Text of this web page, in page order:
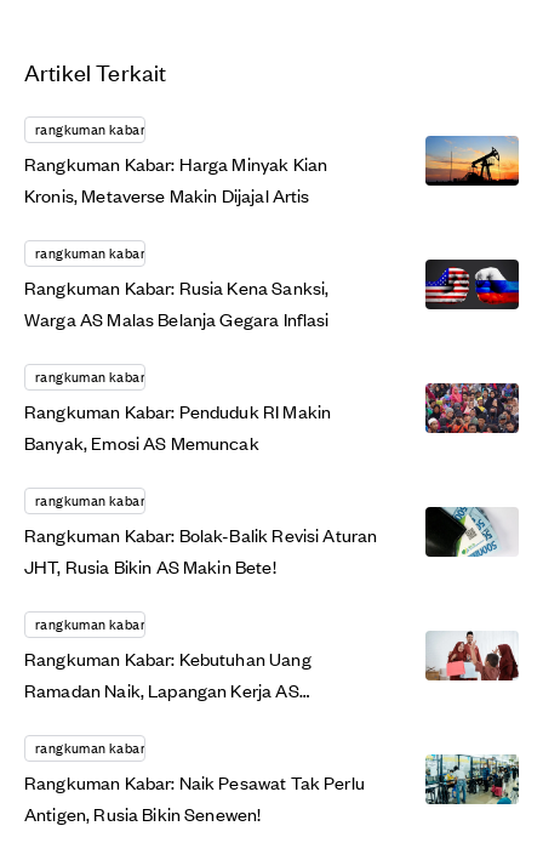
Artikel Terkait
rangkuman kabar
Rangkuman Kabar: Harga Minyak Kian
Kronis, Metaverse Makin Dijajal Artis
rangkuman kabar
Rangkuman Kabar: Rusia Kena Sanksi,
Warga AS Malas Belanja Gegara Inflasi
rangkuman kabar
Rangkuman Kabar: Penduduk RI Makin
Banyak, Emosi AS Memuncak
rangkuman kabar
Rangkuman Kabar: Bolak-Balik Revisi Aturan
JHT, Rusia Bikin AS Makin Bete!
rangkuman kabar
Rangkuman Kabar: Kebutuhan Uang
Ramadan Naik, Lapangan Kerja AS
rangkuman kabar
Rangkuman Kabar: Naik Pesawat Tak Perlu
Antigen, Rusia Bikin Senewen!